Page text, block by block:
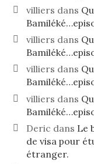
villiers dans
villiers dans
villiers dans
villiers dans
Deric dans Le
de visa pour
étranger.